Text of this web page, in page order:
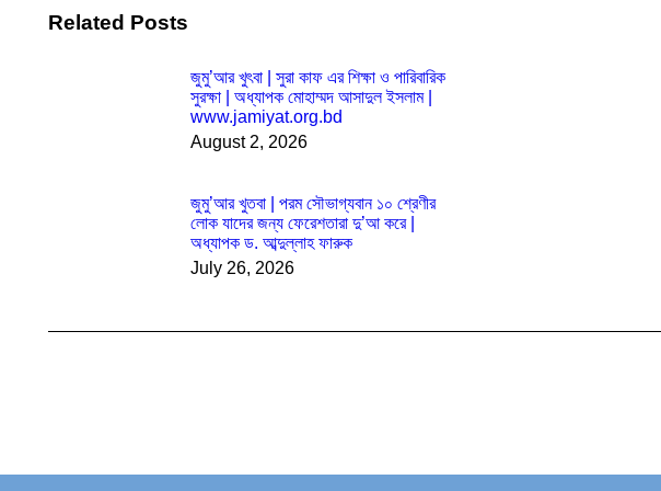
Related Posts
জুমু’আর খুৎবা | সুরা কাফ এর শিক্ষা ও পারিবারিক
সুরক্ষা | অধ্যাপক মোহাম্মদ আসাদুল ইসলাম |
www.jamiyat.org.bd
August 2, 2026
জুমু’আর খুতবা | পরম সৌভাগ্যবান ১০ শ্রেণীর
লোক যাদের জন্য ফেরেশতারা দু’আ করে |
অধ্যাপক ড. আব্দুল্লাহ ফারুক
July 26, 2026